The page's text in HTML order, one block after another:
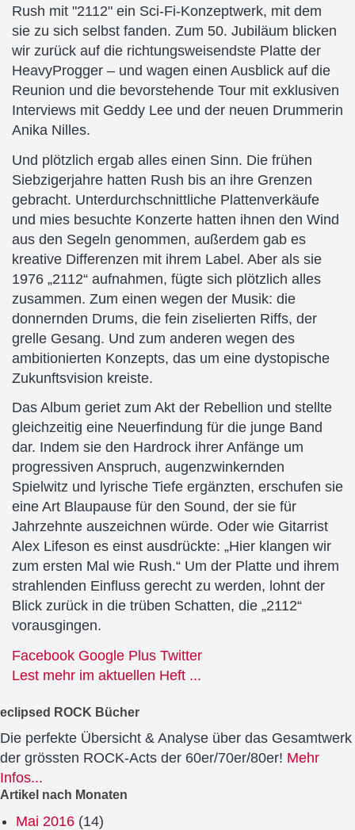
Rush mit "2112" ein Sci-Fi-Konzeptwerk, mit dem
sie zu sich selbst fanden. Zum 50. Jubiläum blicken
wir zurück auf die richtungsweisendste Platte der
HeavyProgger – und wagen einen Ausblick auf die
Reunion und die bevorstehende Tour mit exklusiven
Interviews mit Geddy Lee und der neuen Drummerin
Anika Nilles.
Und plötzlich ergab alles einen Sinn. Die frühen
Siebzigerjahre hatten Rush bis an ihre Grenzen
gebracht. Unterdurchschnittliche Plattenverkäufe
und mies besuchte Konzerte hatten ihnen den Wind
aus den Segeln genommen, außerdem gab es
kreative Differenzen mit ihrem Label. Aber als sie
1976 „2112“ aufnahmen, fügte sich plötzlich alles
zusammen. Zum einen wegen der Musik: die
donnernden Drums, die fein ziselierten Riffs, der
grelle Gesang. Und zum anderen wegen des
ambitionierten Konzepts, das um eine dystopische
Zukunftsvision kreiste.
Das Album geriet zum Akt der Rebellion und stellte
gleichzeitig eine Neuerfindung für die junge Band
dar. Indem sie den Hardrock ihrer Anfänge um
progressiven Anspruch, augenzwinkernden
Spielwitz und lyrische Tiefe ergänzten, erschufen sie
eine Art Blaupause für den Sound, der sie für
Jahrzehnte auszeichnen würde. Oder wie Gitarrist
Alex Lifeson es einst ausdrückte: „Hier klangen wir
zum ersten Mal wie Rush.“ Um der Platte und ihrem
strahlenden Einfluss gerecht zu werden, lohnt der
Blick zurück in die trüben Schatten, die „2112“
vorausgingen.
Facebook Google Plus Twitter
Lest mehr im aktuellen Heft ...
eclipsed ROCK Bücher
Die perfekte Übersicht & Analyse über das Gesamtwerk
der grössten ROCK-Acts der 60er/70er/80er! Mehr
Infos...
Artikel nach Monaten
Mai 2016 (14)